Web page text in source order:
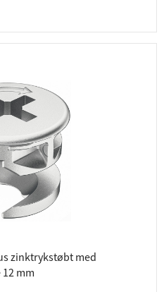
zinktrykstøbt med
mm